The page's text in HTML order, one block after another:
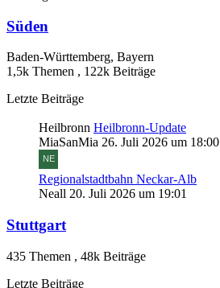
Süden
Baden-Württemberg, Bayern
1,5k Themen , 122k Beiträge
Letzte Beiträge
Heilbronn Heilbronn-Update
MiaSanMia 26. Juli 2026 um 18:00
Regionalstadtbahn Neckar-Alb
Neall 20. Juli 2026 um 19:01
Stuttgart
435 Themen , 48k Beiträge
Letzte Beiträge